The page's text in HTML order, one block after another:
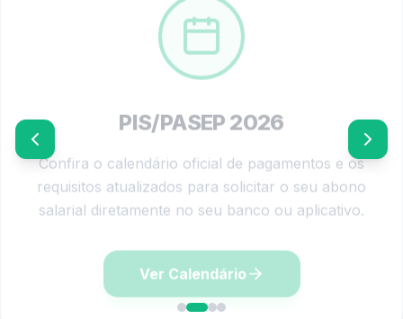
2. Priorize dívidas com juros altos
Cartão de crédito e cheque especial costumam crescer
rapidamente. Portanto, quitar esses débitos primeiro pode
3. Analise se vale usar o FGTS
Embora possa ajudar no momento atual, o FGTS também
funciona como reserva importante. Por isso, compare
vantagens antes de utilizar esse saldo.
4. Evite novas compras parceladas
Após renegociar, manter o controle financeiro será
fundamental. Caso contrário, a dívida pode voltar em